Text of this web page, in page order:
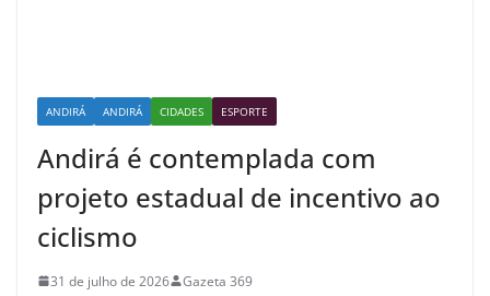
ANDIRÁ ANDIRÁ CIDADES ESPORTE
Andirá é contemplada com
projeto estadual de incentivo ao
ciclismo
31 de julho de 2026 Gazeta 369